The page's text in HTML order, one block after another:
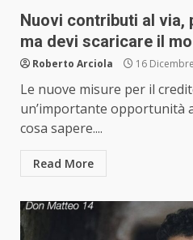
Nuovi contributi al via,
ma devi scaricare il
Roberto Arciola 16
Le nuove misure per il
un’importante opportunità
cosa sapere....
Read More